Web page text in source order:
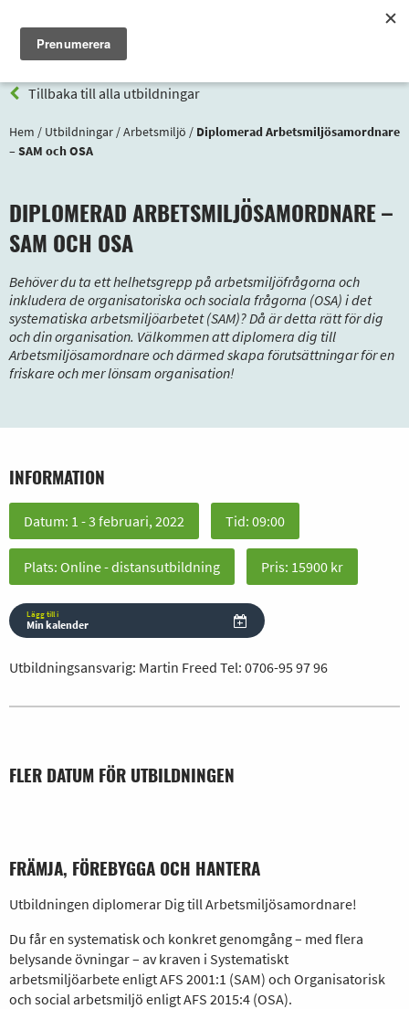
Meny
Tillbaka till alla utbildningar
Hem / Utbildningar /Arbetsmiljö / Diplomerad Arbetsmiljösamordnare
– SAM och OSA
DIPLOMERAD ARBETSMILJÖSAMORDNARE –
SAM OCH OSA
Behöver du ta ett helhetsgrepp på arbetsmiljöfrågorna och
inkludera de organisatoriska och sociala frågorna (OSA) i det
systematiska arbetsmiljöarbetet (SAM)? Då är detta rätt för dig
och din organisation. Välkommen att diplomera dig till
Arbetsmiljösamordnare och därmed skapa förutsättningar för en
friskare och mer lönsam organisation!
INFORMATION
Datum: 1 - 3 februari, 2022 Tid: 09:00
Plats: Online - distansutbildning Pris: 15900 kr
Lägg till i
Min kalender
Utbildningsansvarig: Martin Freed Tel: 0706-95 97 96
FLER DATUM FÖR UTBILDNINGEN
FRÄMJA, FÖREBYGGA OCH HANTERA
Utbildningen diplomerar Dig till Arbetsmiljösamordnare!
Du får en systematisk och konkret genomgång – med flera
belysande övningar – av kraven i Systematiskt
arbetsmiljöarbete enligt AFS 2001:1 (SAM) och Organisatorisk
och social arbetsmiljö enligt AFS 2015:4 (OSA).